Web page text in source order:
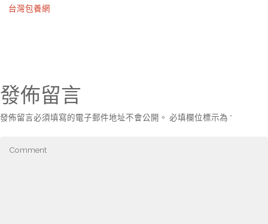
台灣包養網
發佈留言
發佈留言必須填寫的電子郵件地址不會公開。 必填欄位標示為 *